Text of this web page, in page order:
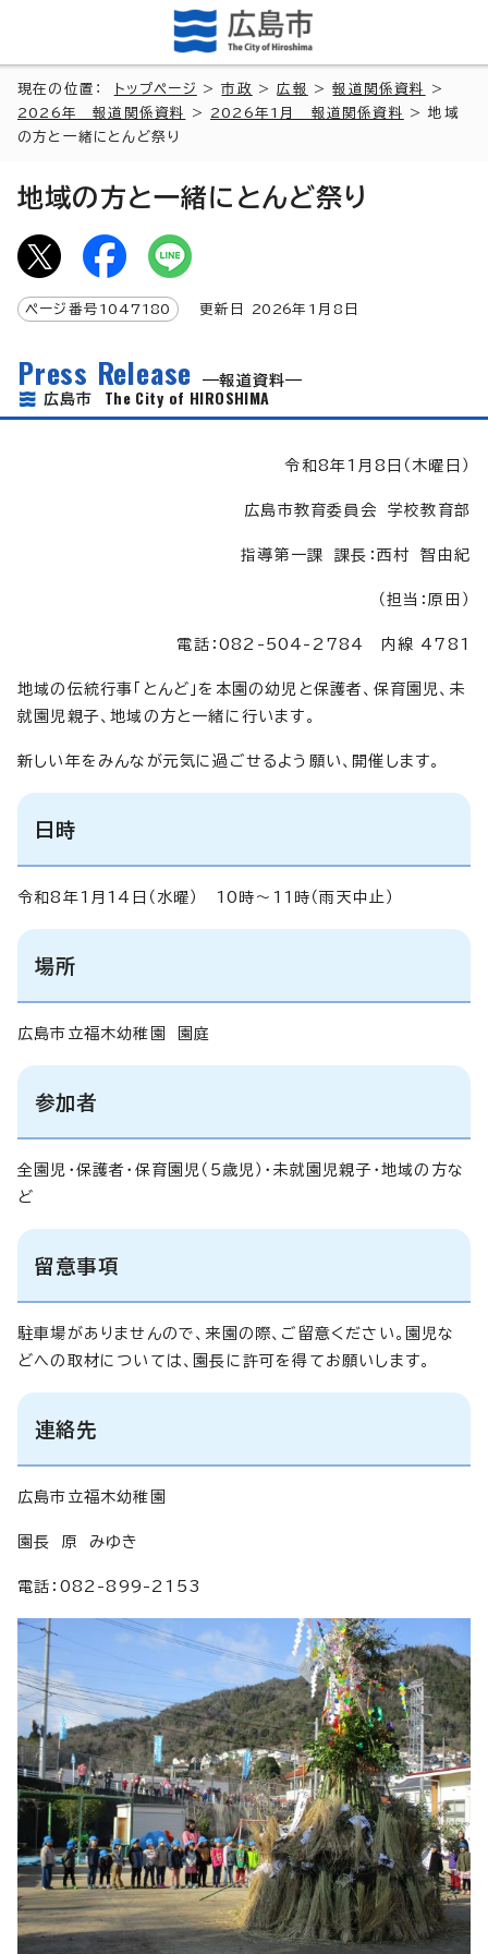
現在の位置： トップページ >市政 >広報 >報道関係資料
>
2026年 報道関係資料
> 2026年1月 報道関係資料
> 地域
の方と一緒にとんど祭り
地域の方と一緒にとんど祭り
ページ番号 1047180 更新日 2026年1月8日
Press Release
報道資料
広島市 The City of HIROSHIMA
令和8年1月8日（木曜日）
広島市教育委員会 学校教育部
指導第一課 課長：西村 智由紀
（担当：原田）
電話：082-504-2784 内線 4781
地域の伝統行事「とんど」を本園の幼児と保護者、保育園児、未
就園児親子、地域の方と一緒に行います。
新しい年をみんなが元気に過ごせるよう願い、開催します。
日時
令和8年1月14日（水曜） 10時～11時（雨天中止）
場所
広島市立福木幼稚園 園庭
参加者
全園児・保護者・保育園児（5歳児）・未就園児親子・地域の方な
ど
留意事項
駐車場がありませんので、来園の際、ご留意ください。園児な
どへの取材については、園長に許可を得てお願いします。
連絡先
広島市立福木幼稚園
園長 原 みゆき
電話：082-899-2153